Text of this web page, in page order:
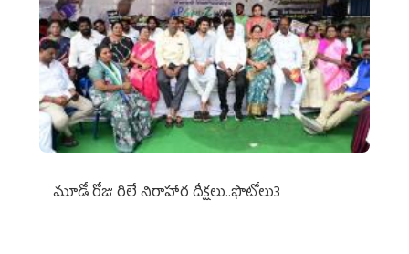
మూడో రోజు రిలే నిరాహార దీక్షలు..ఫొటోలు3